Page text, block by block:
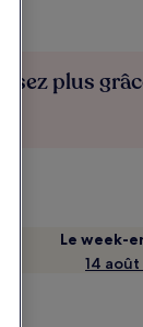
plus
Le week-
14 août